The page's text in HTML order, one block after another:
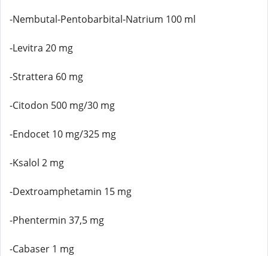
-Nembutal-Pentobarbital-Natrium 100 ml
-Levitra 20 mg
-Strattera 60 mg
-Citodon 500 mg/30 mg
-Endocet 10 mg/325 mg
-Ksalol 2 mg
-Dextroamphetamin 15 mg
-Phentermin 37,5 mg
-Cabaser 1 mg